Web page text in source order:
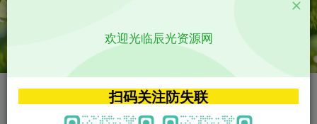
VIP特权介绍 APP源码
VIP特权介绍
火
影视源码
欢迎光临辰光资源网
扫码关注防失联